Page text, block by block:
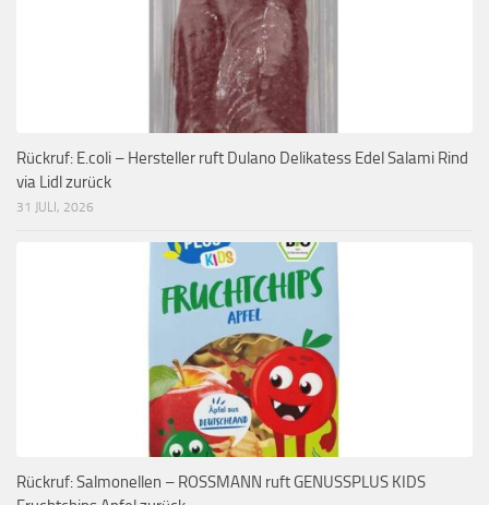
Rückruf: E.coli – Hersteller ruft Dulano Delikatess Edel Salami Rind
via Lidl zurück
31 JULI, 2026
Rückruf: Salmonellen – ROSSMANN ruft GENUSSPLUS KIDS